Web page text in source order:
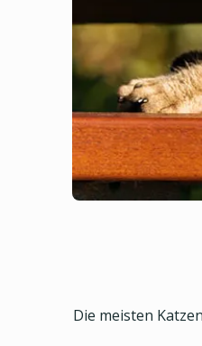
Die meisten